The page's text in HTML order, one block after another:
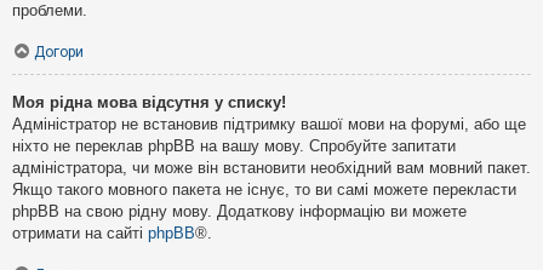
проблеми.
Догори
Моя рідна мова відсутня у списку!
Адміністратор не встановив підтримку вашої мови на форумі, або ще
ніхто не переклав phpBB на вашу мову. Спробуйте запитати
адміністратора, чи може він встановити необхідний вам мовний пакет.
Якщо такого мовного пакета не існує, то ви самі можете перекласти
phpBB на свою рідну мову. Додаткову інформацію ви можете
отримати на сайті phpBB®.